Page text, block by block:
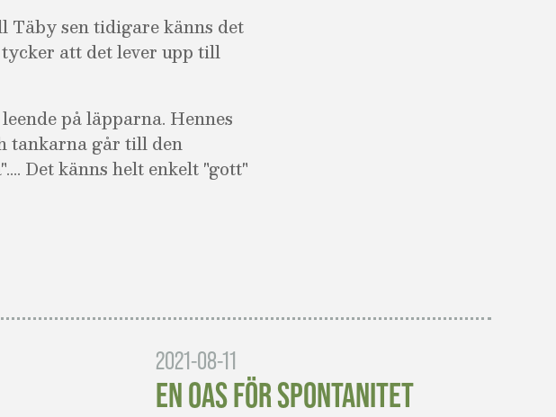
sen tidigare känns det
att det lever upp till
på läpparna. Hennes
tankarna går till den
Det känns helt enkelt "gott"
2021-08-11
EN OAS FÖR SPONTANITET